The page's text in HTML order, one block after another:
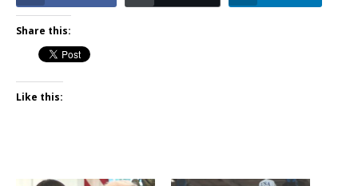
Share this:
Like this: